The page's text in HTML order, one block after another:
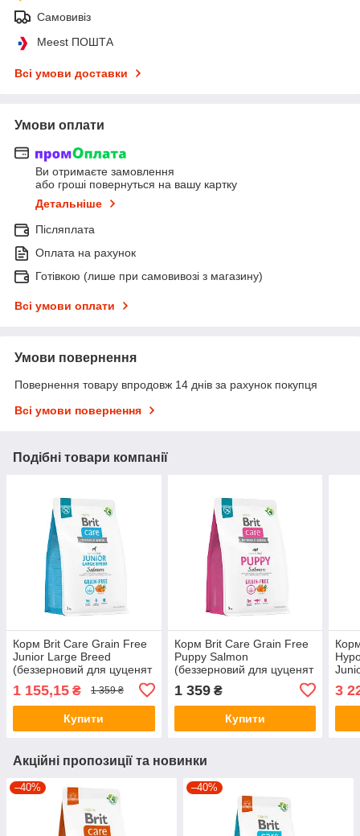
Самовивіз
Meest ПОШТА
Всі умови доставки
Умови оплати
Ви отримаєте замовлення
або гроші повернуться на вашу картку
Детальніше
Післяплата
Оплата на рахунок
Готівкою (лише при самовивозі з магазину)
Всі умови оплати
Умови повернення
Повернення товару впродовж 14 днів за рахунок покупця
Всі умови повернення
Подібні товари компанії
Корм Brit Care Grain Free
Junior Large Breed
(беззерновий для цуценят
великих порід з лососем)
3кг
1 155,15 ₴ 1 359 ₴
Купити
Корм Brit Care Grain Free
Puppy Salmon
(беззерновий для цуценят
всіх порід з лососем) 3кг
1 359₴
Купити
3
Акційні пропозиції та новинки
–40% –40%